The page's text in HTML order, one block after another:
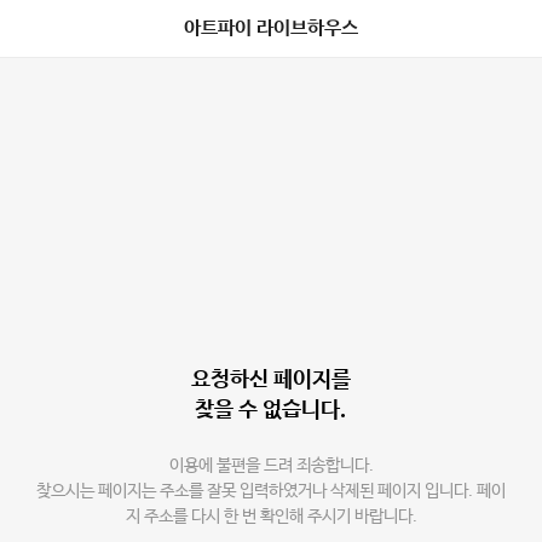
아트파이 라이브하우스
요청하신 페이지를
찾을 수 없습니다.
이용에 불편을 드려 죄송합니다.
찾으시는 페이지는 주소를 잘못 입력하였거나 삭제된 페이지 입니다. 페이
지 주소를 다시 한 번 확인해 주시기 바랍니다.